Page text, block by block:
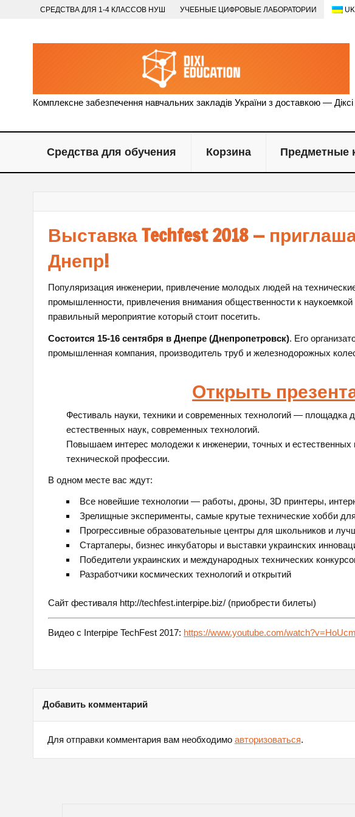
СРЕДСТВА ДЛЯ 1-4 КЛАССОВ НУШ УЧЕБНЫЕ ЦИФРОВЫЕ ЛАБОРАТОРИИ
Комплексне забезпечення навчальних закладів України з доставкою —
Средства для обучения Корзина Предметные
Выставка Techfest 2018 —
Днепр!
Популяризация инженерии, привлечение молодых людей на
промышленности, привлечения внимания общественности к
правильный мероприятие который стоит посетить.
Состоится 15-16 сентября в Днепре (Днепропетровск). Его
промышленная компания, производитель труб и железнодорожных
Открыть
Фестиваль науки, техники и современных технологий — площадка
естественных наук, современных технологий.
Повышаем интерес молодежи к инженерии, точных и
технической профессии.
В одном месте вас ждут:
Все новейшие технологии — работы, дроны, 3D принтеры,
Зрелищные эксперименты, самые крутые технические хобби
Прогрессивные образовательные центры для школьников и
Стартаперы, бизнес инкубаторы и выставки украинских
Победители украинских и международных технических
Разработчики космических технологий и открытий
Сайт фестиваля http://techfest.interpipe.biz/ (приобрести билеты)
Видео с Interpipe TechFest 2017: https://www.youtube.com/
Добавить комментарий
Для отправки комментария вам необходимо авторизоваться.